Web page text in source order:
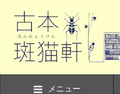
メニュー